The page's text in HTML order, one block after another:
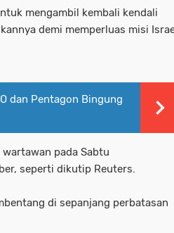
mengambil kembali kendali
demi memperluas misi
dan Pentagon Bingung
pada Sabtu
seperti dikutip Reuters.
di sepanjang perbatasan